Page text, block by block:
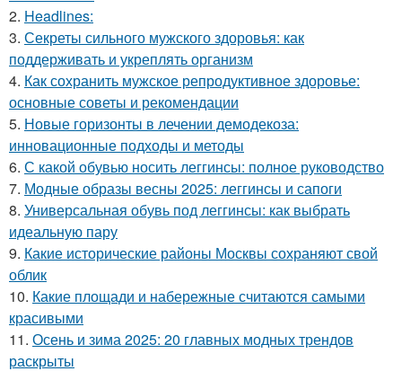
2. Headlines:
3. Секреты сильного мужского здоровья: как
поддерживать и укреплять организм
4. Как сохранить мужское репродуктивное здоровье:
основные советы и рекомендации
5. Новые горизонты в лечении демодекоза:
инновационные подходы и методы
6. С какой обувью носить леггинсы: полное руководство
7. Модные образы весны 2025: леггинсы и сапоги
8. Универсальная обувь под леггинсы: как выбрать
идеальную пару
9. Какие исторические районы Москвы сохраняют свой
облик
10. Какие площади и набережные считаются самыми
красивыми
11. Осень и зима 2025: 20 главных модных трендов
раскрыты